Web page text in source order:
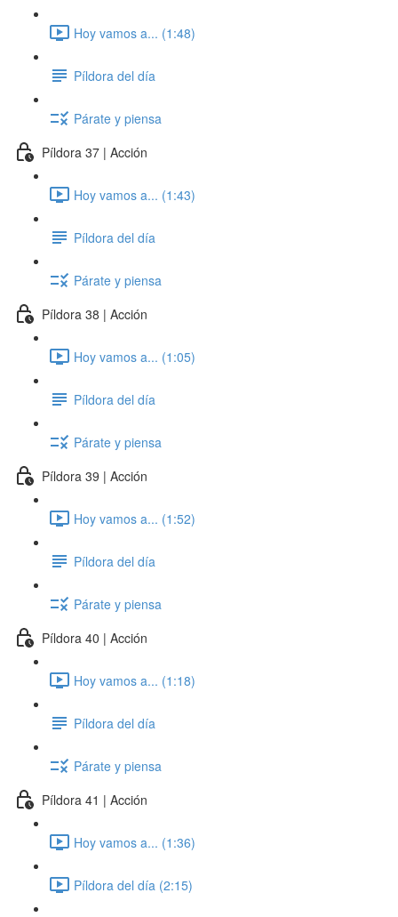
Hoy vamos a... (1:48)
Píldora del día
Párate y piensa
Píldora 37 | Acción
Hoy vamos a... (1:43)
Píldora del día
Párate y piensa
Píldora 38 | Acción
Hoy vamos a... (1:05)
Píldora del día
Párate y piensa
Píldora 39 | Acción
Hoy vamos a... (1:52)
Píldora del día
Párate y piensa
Píldora 40 | Acción
Hoy vamos a... (1:18)
Píldora del día
Párate y piensa
Píldora 41 | Acción
Hoy vamos a... (1:36)
Píldora del día (2:15)